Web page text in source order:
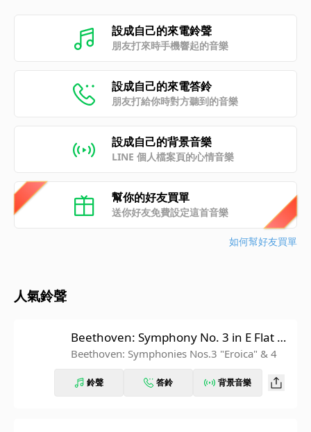
設成自己的來電鈴聲
朋友打來時手機響起的音樂
設成自己的來電答鈴
朋友打給你時對方聽到的音樂
設成自己的背景音樂
LINE 個人檔案頁的心情音樂
幫你的好友買單
送你好友免費設定這首音樂
如何幫好友買單
人氣鈴聲
Beethoven: Symphony No. 3 in E Flat M
ajor, Op. 55 "Eroica": IV. Finale. Allegro
Beethoven: Symphonies Nos.3 "Eroica" & 4
鈴聲 答鈴 背景音樂